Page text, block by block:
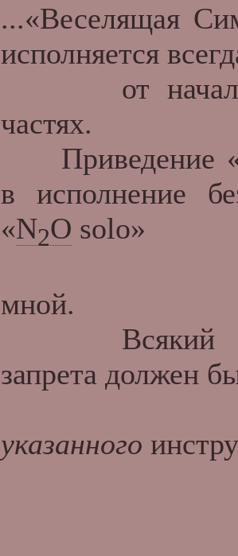
...«Веселящая
исполняется
от начала
частях.
Приведение
в исполнение
«N2O solo»
мной.
Всякий
запрета должен
указанного